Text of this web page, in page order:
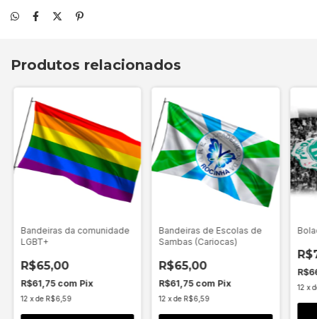
Produtos relacionados
Bandeiras da comunidade
LGBT+
R$65,00
R$61,75 com Pix
12 xde R$6,59
Bandeiras de Escolas de
Sambas (Cariocas)
R$65,00
R$61,75 com Pix
12 xde R$6,59
12 x